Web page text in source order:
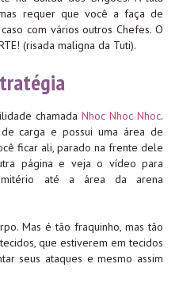
requer que você a faça de
com vários outros Chefes. O
(risada maligna da Tuti).
chamadaNhoc Nhoc Nhoc.
carga e possui uma área de
ficar ali, parado na frente dele
página e veja o vídeo para
até a área da arena
Mas é tão fraquinho, mas tão
que estiverem em tecidos
seus ataques e mesmo assim